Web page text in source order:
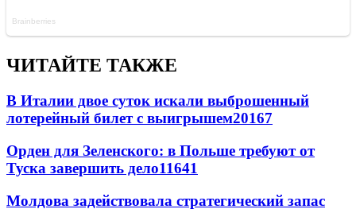
ЧИТАЙТЕ ТАКЖЕ
В Италии двое суток искали выброшенный
лотерейный билет с выигрышем20167
Орден для Зеленского: в Польше требуют от
Туска завершить дело11641
Молдова задействовала стратегический запас